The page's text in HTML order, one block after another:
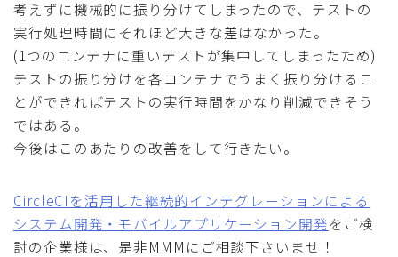
考えずに機械的に振り分けてしまったので、テストの
実行処理時間にそれほど大きな差はなかった。
(1つのコンテナに重いテストが集中してしまったため)
テストの振り分けを各コンテナでうまく振り分けるこ
とができればテストの実行時間をかなり削減できそう
ではある。
今後はこのあたりの改善をして行きたい。
CircleCIを活用した継続的インテグレーションによる
システム開発・モバイルアプリケーション開発をご検
討の企業様は、是非MMMにご相談下さいませ！